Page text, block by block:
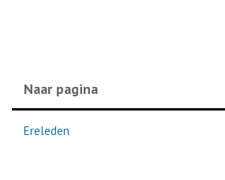
Naar pagina
Ereleden